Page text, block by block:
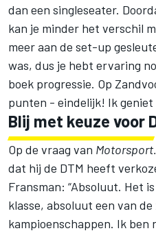
dan een singleseater.
kan je minder het verschil
meer aan de set-up
was, dus je hebt ervaring
boek progressie. Op
punten - eindelijk! Ik geniet
Blij met keuze voor
Op de vraag van
dat hij de DTM heeft
Fransman: “Absoluut. Het
klasse, absoluut een van
kampioenschappen. Ik ben